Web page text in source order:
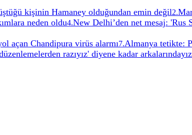
kişinin Hamaney olduğundan emin değil2.
neden oldu4.New Delhi’den net mesaj: 'Rus
açan Chandipura virüs alarmı7.Almanya tetikte:
razıyız' diyene kadar arkalarındayız